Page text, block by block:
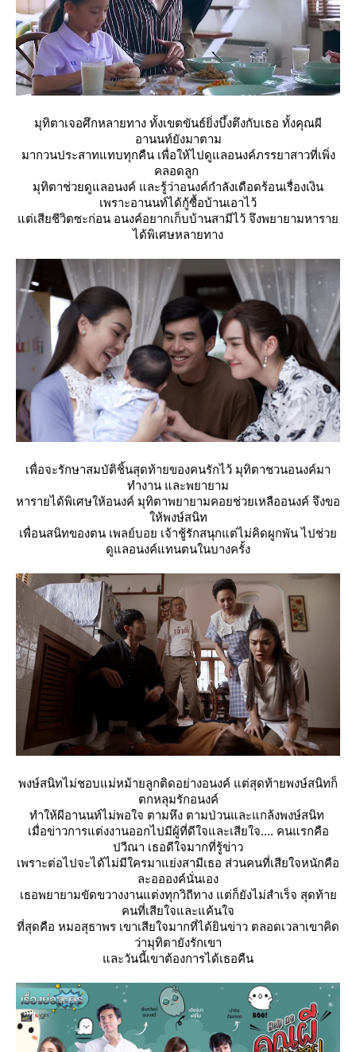
มุทิตาเจอศึกหลายทาง ทั้งเขตขันธ์ยิ่งบึ้งตึงกับเธอ ทั้งคุณผี
อานนท์ยังมาตาม
มากวนประสาทแทบทุกคืน เพื่อให้ไปดูแลอนงค์ภรรยาสาวที่เพิ่ง
คลอดลูก
มุทิตาช่วยดูแลอนงค์ และรู้ว่าอนงค์กำลังเดือดร้อนเรื่องเงิน
เพราะอานนท์ได้กู้ซื้อบ้านเอาไว้
ต่เสียชีวิตซะก่อน อนงค์อยากเก็บบ้านสามีไว้ จึงพยายามหารา
ได้พิเศษหลายทาง
เพื่อจะรักษาสมบัติชิ้นสุดท้ายของคนรักไว้ มุทิตาชวนอนงค์มา
ทำงาน และพยายาม
หารายได้พิเศษให้อนงค์ มุทิตาพยายามคอยช่วยเหลืออนงค์ จึงขอ
ห้พงษ์สนิท
​​​​​​​เพื่อนสนิทของตน เพลย์บอย เจ้าชู้รักสนุกแต่ไม่คิดผูกพัน ไปช่ว
ดูแลอนงค์แทนตนในบางครั้ง
พงษ์สนิทไม่ชอบแม่หม้ายลูกติดอย่างอนงค์ แต่สุดท้ายพงษ์สนิทก็
ตกหลุมรักอนงค์
ทำให้ผีอานนท์ไม่พอใจ ตามหึง ตามป่วนและแกล้งพงษ์สนิท
เมื่อข่าวการแต่งงานออกไปมีผู้ที่ดีใจและเสียใจ.... คนแรกคือ
ปวีณา เธอดีใจมากที่รู้ข่าว
เพราะต่อไปจะได้ไม่มีใครมาแย่งสามีเธอ ส่วนคนที่เสียใจหนักคือ
ละออองค์นั่นเอง
เธอพยายามขัดขวางงานแต่งทุกวิถีทาง แต่ก็ยังไม่สำเร็จ สุดท้า
คนที่เสียใจและแค้นใจ
ที่สุดคือ หมอสุธาพร เขาเสียใจมากที่ได้ยินข่าว ตลอดเวลาเขาคิด
ว่ามุทิตายังรักเขา
ละวันนี้เขาต้องการได้เธอคืน